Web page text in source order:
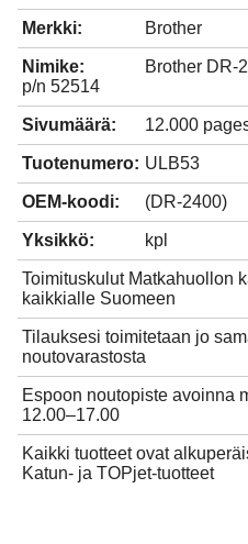
Merkki: Brother
Nimike:
Brother DR-
p/n 52514
Sivumäärä: 12.000
Tuotenumero: ULB53
OEM-koodi: (DR-2400)
Yksikkö: kpl
Toimituskulut Matkahuollon
kaikkialle Suomeen
Tilauksesi toimitetaan jo
noutovarastosta
Espoon noutopiste avoinna
12.00–17.00
Kaikki tuotteet ovat
Katun- ja TOPjet-tuotteet